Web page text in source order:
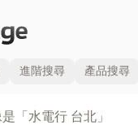
進階搜尋 產品搜尋